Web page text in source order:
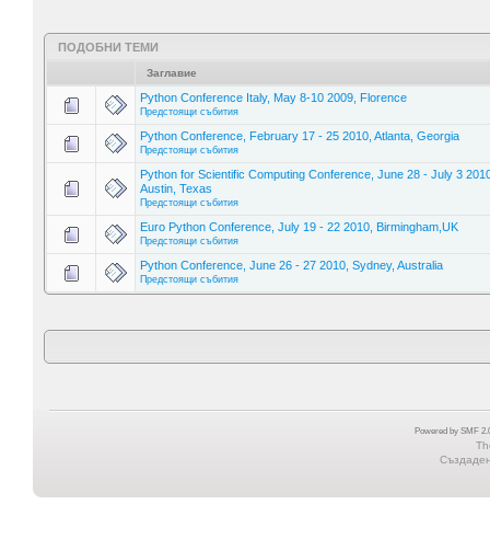
ПОДОБНИ ТЕМИ
Заглавие
Python Conference Italy, May 8-10 2009, Florence
Предстоящи събития
Python Conference, February 17 - 25 2010, Atlanta, Georgia
Предстоящи събития
Python for Scientific Computing Conference, June 28 - July 3
Austin, Texas
Предстоящи събития
Euro Python Conference, July 19 - 22 2010, Birmingham,UK
Предстоящи събития
Python Conference, June 26 - 27 2010, Sydney, Australia
Предстоящи събития
Powered by SMF